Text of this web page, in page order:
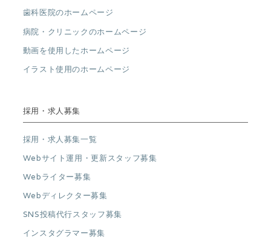
歯科医院のホームページ
病院・クリニックのホームページ
動画を使用したホームページ
イラスト使用のホームページ
採用・求人募集
採用・求人募集一覧
Webサイト運用・更新スタッフ募集
Webライター募集
Webディレクター募集
SNS投稿代行スタッフ募集
インスタグラマー募集